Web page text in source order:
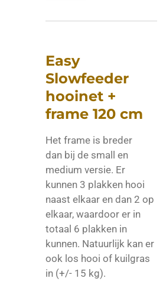
Easy
Slowfeeder
hooinet +
frame 120 cm
Het frame is breder
dan bij de small en
medium versie. Er
kunnen 3 plakken hooi
naast elkaar en dan 2 op
elkaar, waardoor er in
totaal 6 plakken in
kunnen. Natuurlijk kan er
ook los hooi of kuilgras
in (+/- 15 kg).